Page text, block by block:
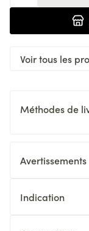
Voir tous les
Méthodes de
Avertissements
Indication